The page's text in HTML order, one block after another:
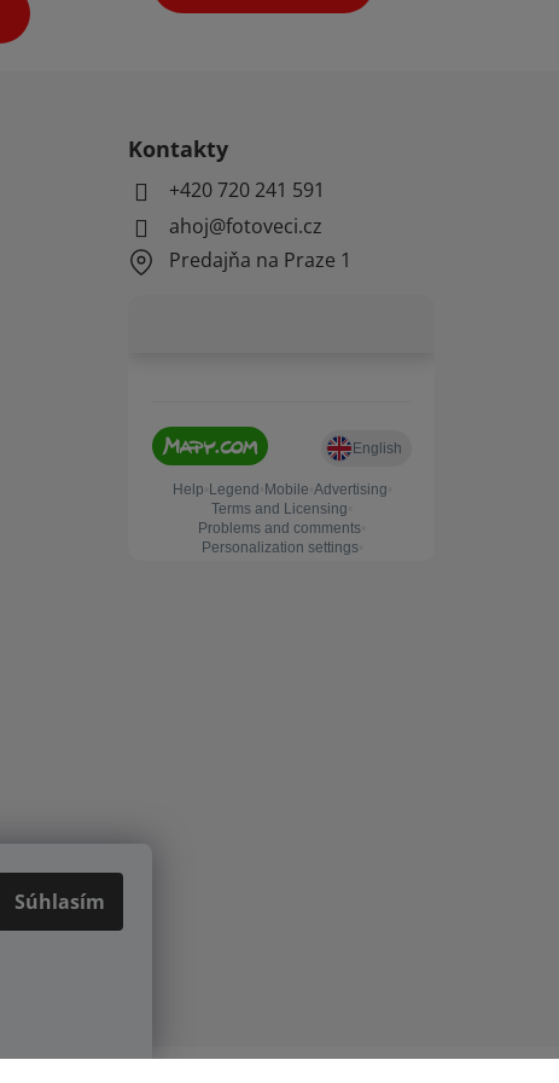
Súhlasím
Kontakty
+420 720 241 591
ahoj@fotoveci.cz
Predajňa na Praze 1